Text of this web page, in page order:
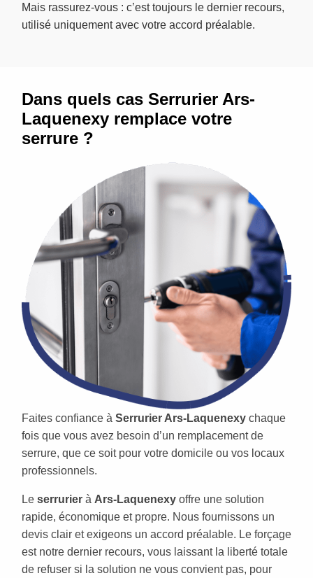
Mais rassurez-vous : c’est toujours le dernier recours,
utilisé uniquement avec votre accord préalable.
Dans quels cas Serrurier Ars-
Laquenexy remplace votre
serrure ?
Faites confiance à Serrurier Ars-Laquenexy chaque
fois que vous avez besoin d’un remplacement de
serrure, que ce soit pour votre domicile ou vos locaux
professionnels.
Le serrurier à Ars-Laquenexy offre une solution
rapide, économique et propre. Nous fournissons un
devis clair et exigeons un accord préalable. Le forçage
est notre dernier recours, vous laissant la liberté totale
de refuser si la solution ne vous convient pas, pour